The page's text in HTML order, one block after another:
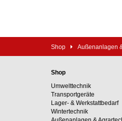
Shop Außenanlagen
Shop
Umwelttechnik
Transportgeräte
Lager- & Werkstattbedarf
Wintertechnik